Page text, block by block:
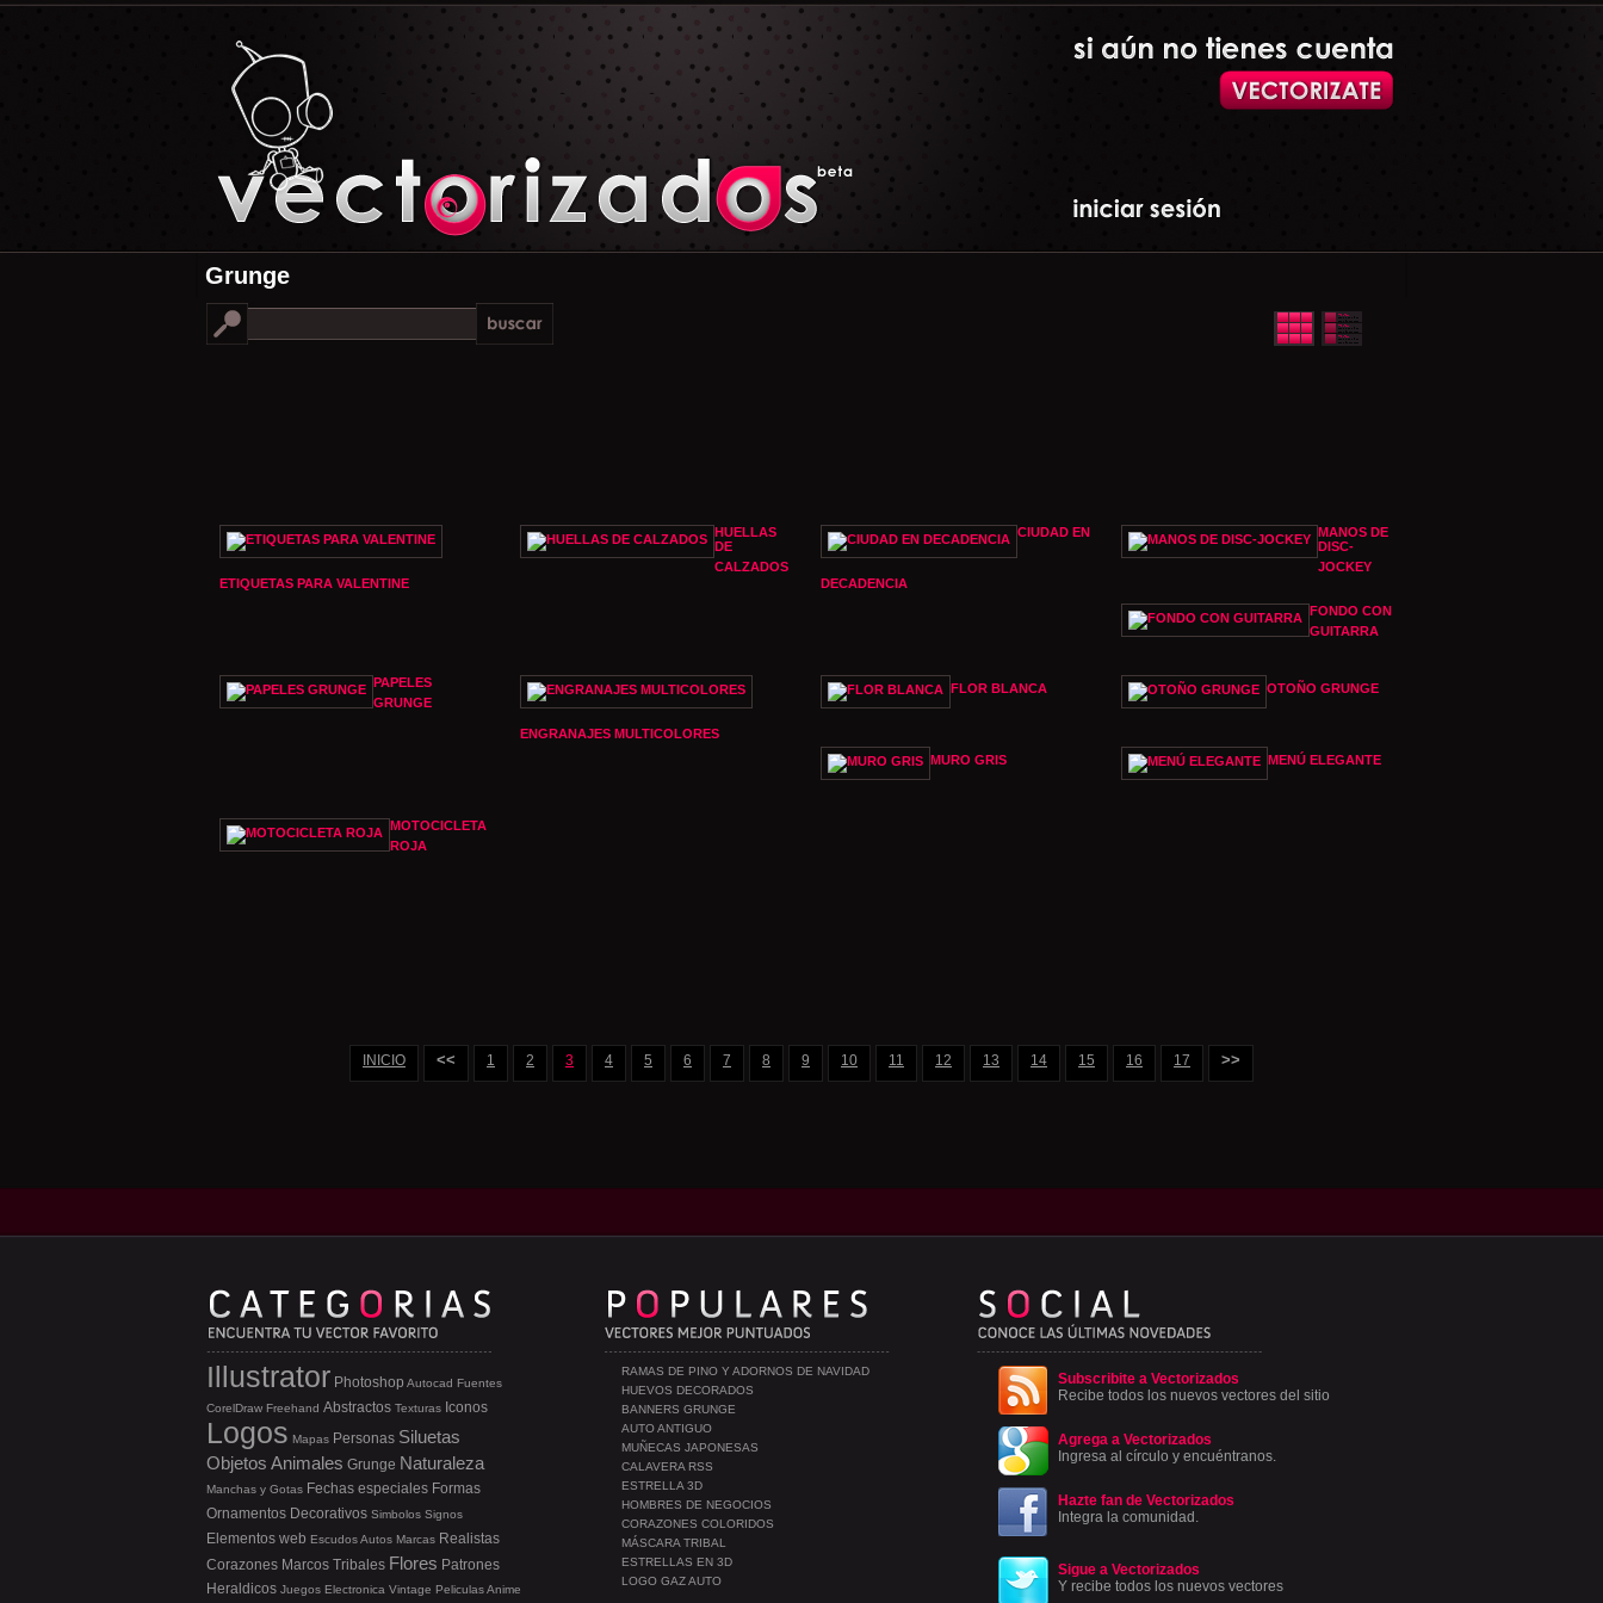
Grunge
ETIQUETAS PARA VALENTINE
HUELLAS
DE
CALZADOS
CIUDAD EN
DECADENCIA
MANOS DE
DISC-
JOCKEY
FONDO CON
GUITARRA
PAPELES
GRUNGE
ENGRANAJES MULTICOLORES
FLOR BLANCA OTOÑO GRUNGE
MURO GRIS MENÚ ELEGANTE
MOTOCICLETA
ROJA
INICIO << 1 2 3 4 5 6 7 8 9 10 11 12 13 14 15 16 17 >>
Subscribite a Vectorizados
Recibe todos los nuevos vectores del sitio
Agrega a Vectorizados
Ingresa al círculo y encuéntranos.
Hazte fan de Vectorizados
Integra la comunidad.
Sigue a Vectorizados
Y recibe todos los nuevos vectores
RAMAS DE PINO Y ADORNOS DE NAVIDAD
HUEVOS DECORADOS
BANNERS GRUNGE
AUTO ANTIGUO
MUÑECAS JAPONESAS
CALAVERA RSS
ESTRELLA 3D
HOMBRES DE NEGOCIOS
CORAZONES COLORIDOS
MÁSCARA TRIBAL
ESTRELLAS EN 3D
LOGO GAZ AUTO
Illustrator Photoshop Autocad Fuentes
CorelDraw Freehand Abstractos Texturas Iconos
Logos Mapas Personas Siluetas
Objetos Animales Grunge Naturaleza
Manchas y Gotas Fechas especiales Formas
Ornamentos Decorativos Simbolos Signos
Elementos web EscudosAutos Marcas Realistas
Corazones Marcos Tribales Flores Patrones
Heraldicos Juegos Electronica Vintage PeliculasAnime